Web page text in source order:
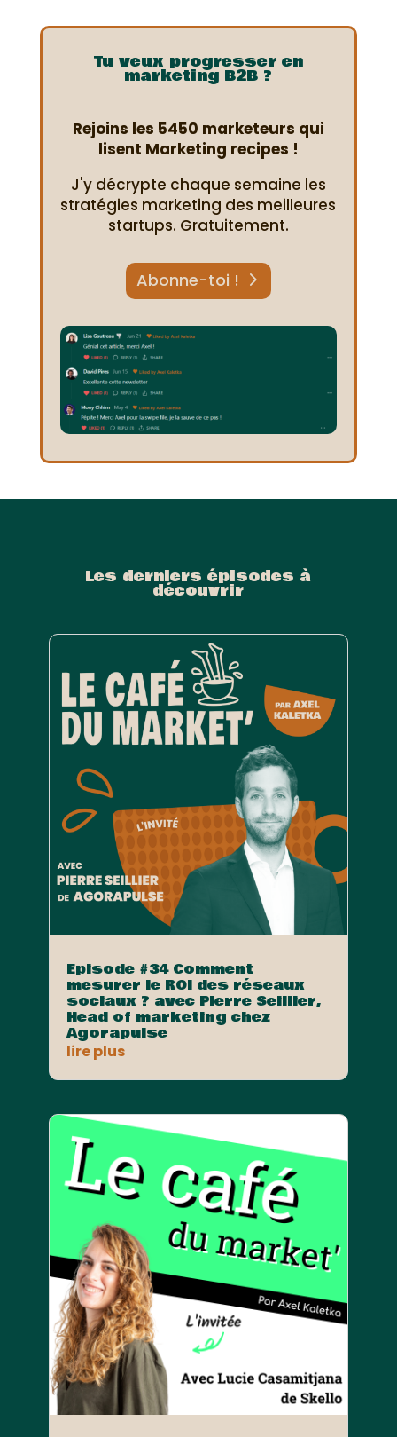
Tu veux progresser en
marketing B2B ?
Rejoins les 5450 marketeurs qui
lisent Marketing recipes !
J'y décrypte chaque semaine les
stratégies marketing des meilleures
startups. Gratuitement.
Abonne-toi !
Les derniers épisodes à
découvrir
Episode #34 Comment
mesurer le ROI des réseaux
sociaux ? avec Pierre Seillier,
Head of marketing chez
Agorapulse
lire plus